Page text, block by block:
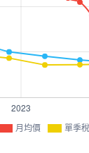
月均價 單季